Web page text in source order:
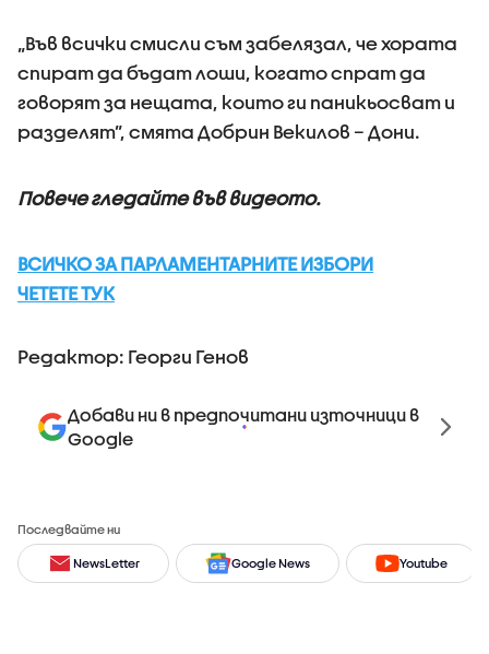
„Във всички смисли съм забелязал, че хората
спират да бъдат лоши, когато спрат да
говорят за нещата, които ги паникьосват и
разделят”, смята Добрин Векилов – Дони.
Повече гледайте във видеото.
ВСИЧКО ЗА ПАРЛАМЕНТАРНИТЕ ИЗБОРИ
ЧЕТЕТЕ ТУК
Редактор: Георги Генов
Добави ни в предпочитани източници в
Google
Последвайте ни
NewsLetter Google News Youtube